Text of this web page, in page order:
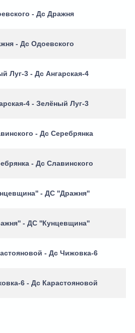
- Дс Дражня
- Дс Одоевского
Луг-3 - Дс Ангарская-4
4 - Зелёный Луг-3
- Дс Серебрянка
- Дс Славинского
- ДС ''Дражня''
- ДС ''Кунцевщина''
- Дс Чижовка-6
6 - Дс Карастояновой